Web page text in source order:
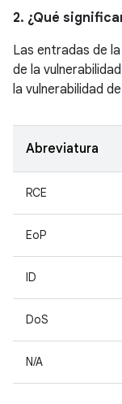
2. ¿Qué
Las entradas de
de la
la vulnerabilidad
Abreviatura
RCE
EoP
ID
DoS
N/A